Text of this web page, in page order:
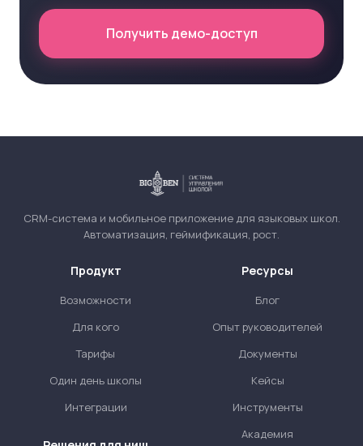
Получить демо-доступ
CRM-система и мобильное приложение для языковых школ.
Автоматизация, геймификация, рост.
Продукт
Возможности
Для кого
Тарифы
Один день школы
Интеграции
Ресурсы
Блог
Опыт руководителей
Документы
Кейсы
Инструменты
Академия